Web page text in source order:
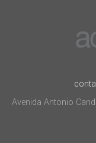
Avenida Antonio